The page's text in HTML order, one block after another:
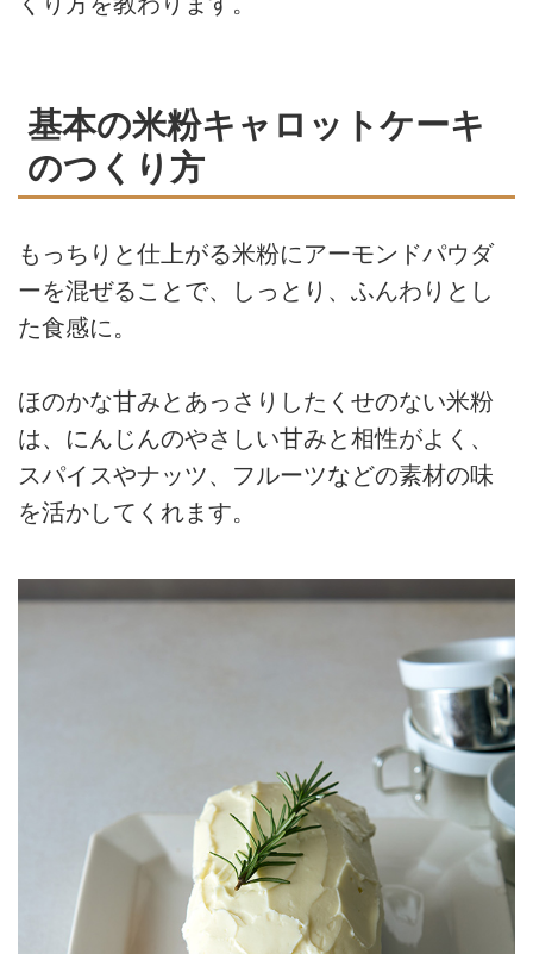
基本の米粉キャロットケーキ
のつくり方
もっちりと仕上がる米粉にアーモンドパウダ
ーを混ぜることで、しっとり、ふんわりとし
た食感に。
ほのかな甘みとあっさりしたくせのない米粉
は、にんじんのやさしい甘みと相性がよく、
スパイスやナッツ、フルーツなどの素材の味
を活かしてくれます。